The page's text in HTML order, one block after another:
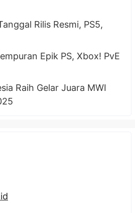
Rilis Resmi, PS5,
Epik PS, Xbox! PvE
Raih Gelar Juara MWI